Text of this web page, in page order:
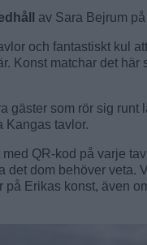
av Sara Bejrum på
och fantastiskt kul
Konst matchar det här
gäster som rör sig runt
Kangas tavlor.
QR-kod på varje
det dom behöver veta.
på Erikas konst, även